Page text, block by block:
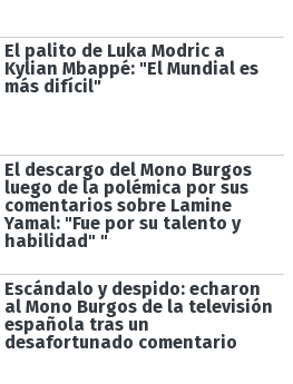
El palito de Luka Modric a
Kylian Mbappé: "El Mundial es
más difícil"
El descargo del Mono Burgos
luego de la polémica por sus
comentarios sobre Lamine
Yamal: "Fue por su talento y
habilidad" "
Escándalo y despido: echaron
al Mono Burgos de la televisión
española tras un
desafortunado comentario